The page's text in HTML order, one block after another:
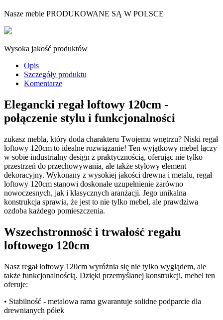
Nasze meble PRODUKOWANE SĄ W POLSCE
Wysoka jakość produktów
Opis
Szczegóły produktu
Komentarze
Elegancki regał loftowy 120cm -
połączenie stylu i funkcjonalności
zukasz mebla, który doda charakteru Twojemu wnętrzu? Niski regał
loftowy 120cm to idealne rozwiązanie! Ten wyjątkowy mebel łączy
w sobie industrialny design z praktycznością, oferując nie tylko
przestrzeń do przechowywania, ale także stylowy element
dekoracyjny. Wykonany z wysokiej jakości drewna i metalu, regał
loftowy 120cm stanowi doskonałe uzupełnienie zarówno
nowoczesnych, jak i klasycznych aranżacji. Jego unikalna
konstrukcja sprawia, że jest to nie tylko mebel, ale prawdziwa
ozdoba każdego pomieszczenia.
Wszechstronność i trwałość regału
loftowego 120cm
Nasz regał loftowy 120cm wyróżnia się nie tylko wyglądem, ale
także funkcjonalnością. Dzięki przemyślanej konstrukcji, mebel ten
oferuje:
• Stabilność - metalowa rama gwarantuje solidne podparcie dla
drewnianych półek